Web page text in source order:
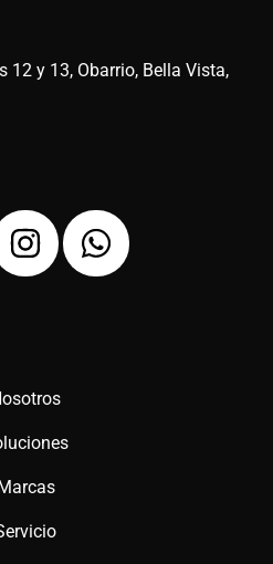
12 y 13, Obarrio, Bella Vista,
I
n
g
a
m
W
h
Marcas